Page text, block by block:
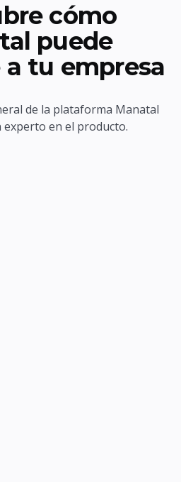
cómo
puede
tu empresa
de la plataforma Manatal
experto en el producto.